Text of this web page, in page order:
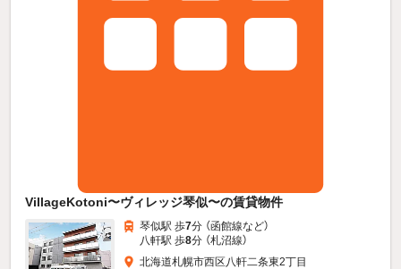
VillageKotoni〜ヴィレッジ琴似〜の賃貸物件
琴似駅 歩7分 （函館線など）
八軒駅 歩8分 （札沼線）
北海道札幌市西区八軒二条東2丁目